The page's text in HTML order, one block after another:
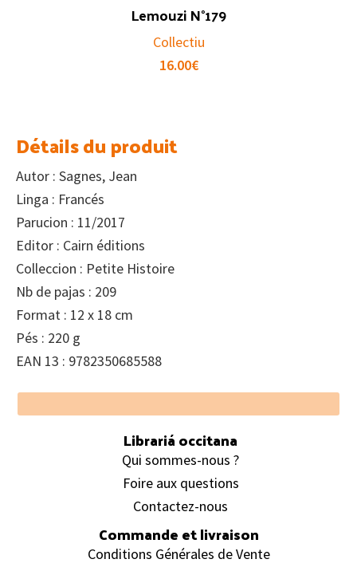
Lemouzi N°179
Collectiu
16.00€
Détails du produit
Autor : Sagnes, Jean
Linga : Francés
Parucion : 11/2017
Editor : Cairn éditions
Colleccion : Petite Histoire
Nb de pajas : 209
Format : 12 x 18 cm
Pés : 220 g
EAN 13 : 9782350685588
Footer
Librariá occitana
Qui sommes-nous ?
Foire aux questions
Contactez-nous
Commande et livraison
Conditions Générales de Vente